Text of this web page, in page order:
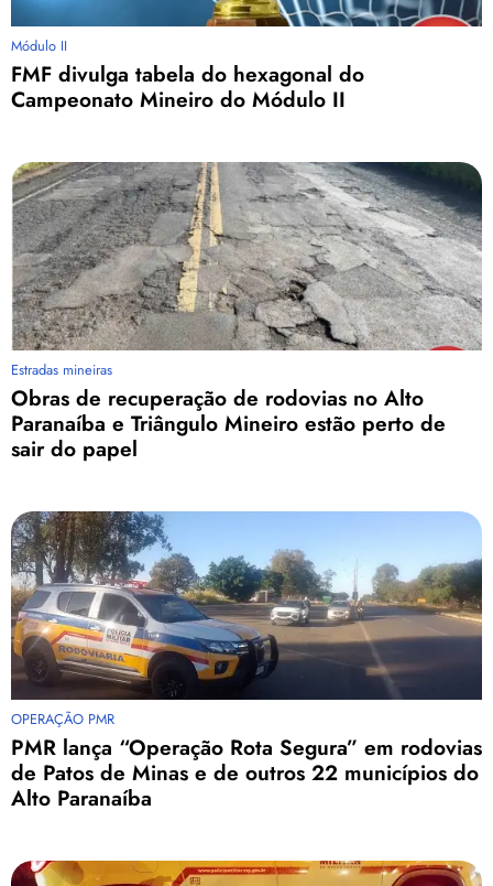
Módulo II
FMF divulga tabela do hexagonal do
Campeonato Mineiro do Módulo II
Estradas mineiras
Obras de recuperação de rodovias no Alto
Paranaíba e Triângulo Mineiro estão perto de
sair do papel
OPERAÇÃO PMR
PMR lança “Operação Rota Segura” em rodovias
de Patos de Minas e de outros 22 municípios do
Alto Paranaíba